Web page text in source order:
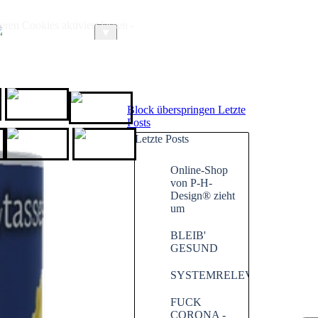
Block überspringen Letzte
Posts
Letzte Posts
Online-Shop
von P-H-
Design® zieht
um
BLEIB'
GESUND
SYSTEMRELEVANT
FUCK
CORONA -
Cookies aktiviert lassen -